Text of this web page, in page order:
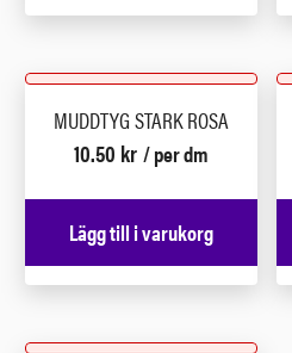
MUDDTYG STARK ROSA
10.50 kr / per dm
Lägg till i varukorg